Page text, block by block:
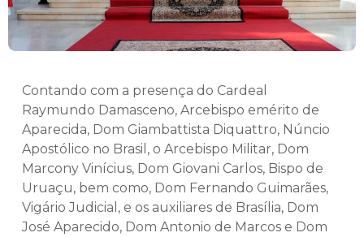
Contando com a presença do Cardeal
Raymundo Damasceno, Arcebispo emérito de
Aparecida, Dom Giambattista Diquattro, Núncio
Apostólico no Brasil, o Arcebispo Militar, Dom
Marcony Vinícius, Dom Giovani Carlos, Bispo de
Uruaçu, bem como, Dom Fernando Guimarães,
Vigário Judicial, e os auxiliares de Brasília, Dom
José Aparecido, Dom Antonio de Marcos e Dom